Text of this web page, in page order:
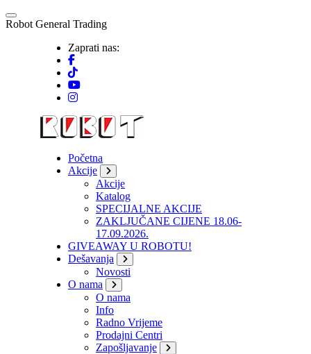
Skip
to
Robot General Trading
Zaprati nas:
Početna
Akcije
Akcije
Katalog
SPECIJALNE AKCIJE
ZAKLJUČANE CIJENE 18.06-
17.09.2026.
GIVEAWAY U ROBOTU!
Dešavanja
Novosti
O nama
O nama
Info
Radno Vrijeme
Prodajni Centri
Zapošljavanje